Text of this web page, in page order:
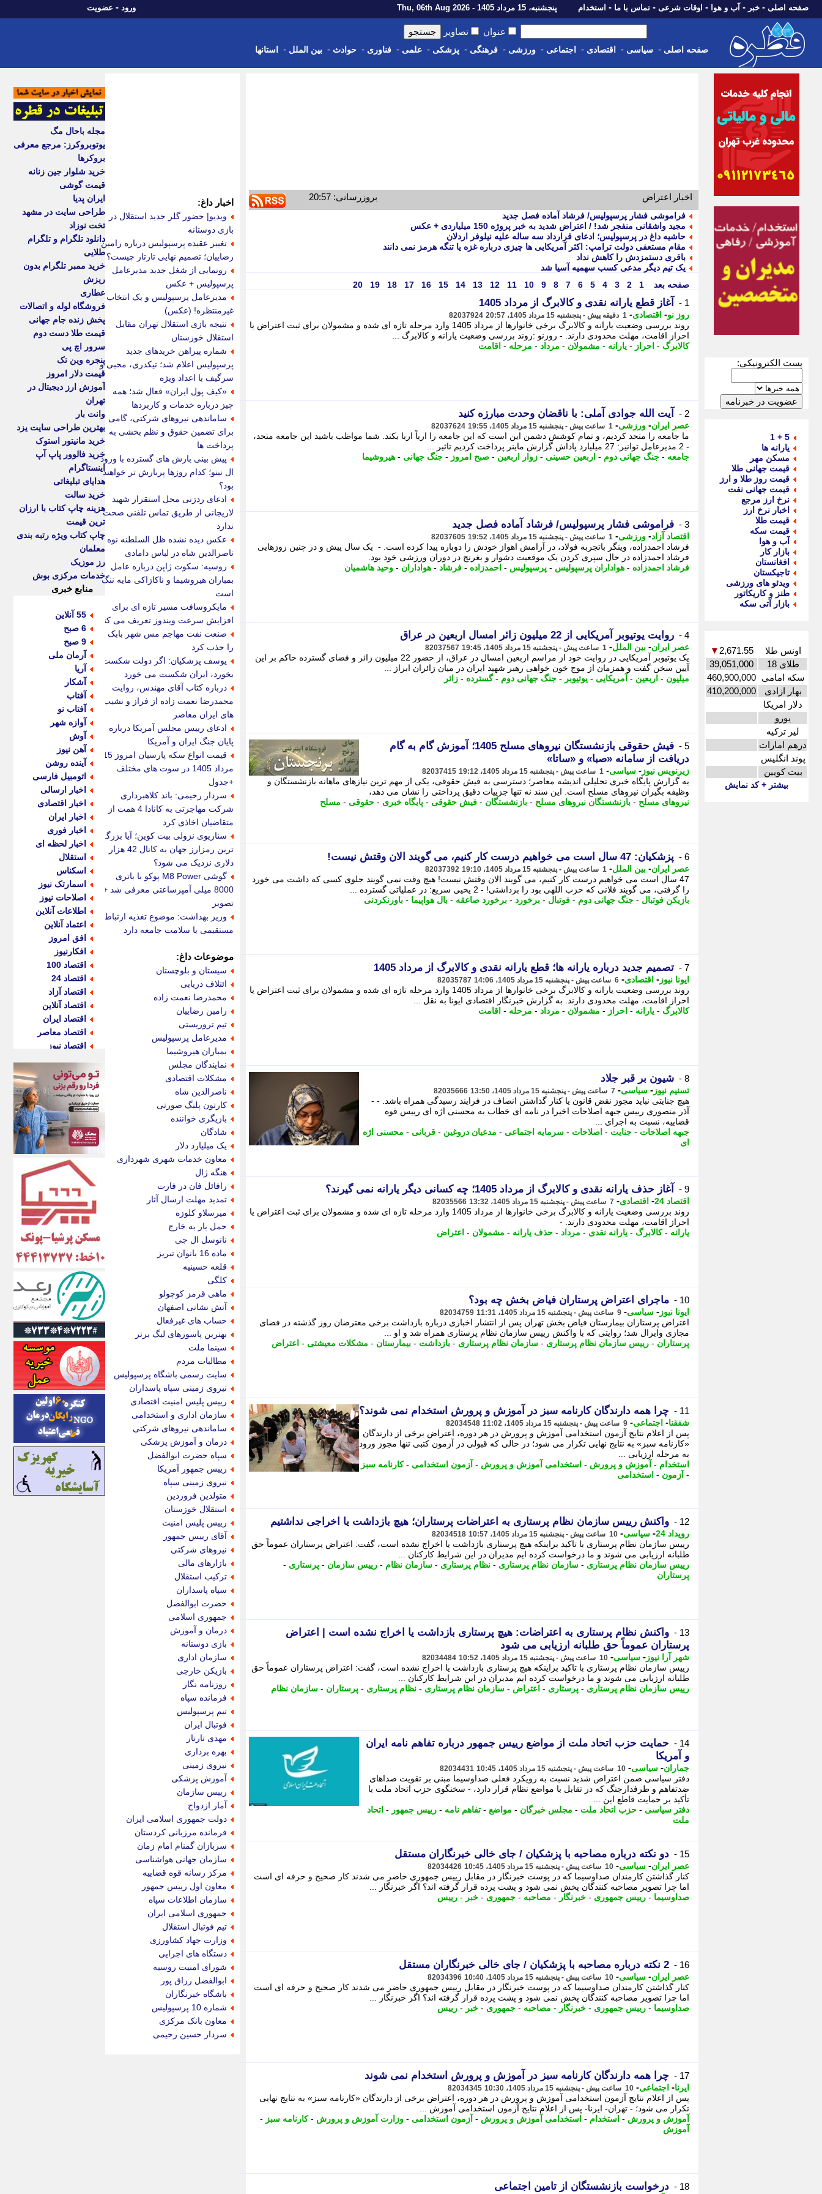
صفحه اصلی - خبر - آب و هوا - اوقات شرعی - تماس با ما - استخدام پنجشنبه، 15 مرداد 1405 - Thu, 06th Aug 2026 ورود - عضویت
عنوان تصاویر
صفحه اصلی - سیاسی - اقتصادی - اجتماعی - ورزشی - فرهنگی - پزشکی - علمی - فناوری - حوادث - بین الملل - استانها
پست الکترونیکی:
5 + 1
یارانه ها
مسکن مهر
قیمت جهانی طلا
قیمت روز طلا و ارز
قیمت جهانی نفت
نرخ ارز مرجع
اخبار نرخ ارز
قیمت طلا
قیمت سکه
آب و هوا
بازار کار
افغانستان
تاجیکستان
ویدئو های ورزشی
طنز و کاریکاتور
بازار آتی سکه
اونس طلا 2,671.55
▼
طلای 18
39,051,000
سکه امامی 460,900,000
بهار ازادی
410,200,000
دلار امریکا
یورو
لیر ترکیه
درهم امارات
پوند انگلیس
بیت کویین
بیشتر + کد نمایش
اخبار اعتراض بروزرسانی: 20:57
فراموشی فشار پرسپولیس/ فرشاد آماده فصل جدید
مجید واشقانی منفجر شد! / اعتراض شدید به خبر پروژه 150 میلیاردی + عکس
حاشیه داغ در پرسپولیس؛ ادعای قرارداد سه ساله علیه نیلوفر اردلان
مقام مستعفی دولت ترامپ: اکثر آمریکایی ها چیزی درباره غزه یا تنگه هرمز نمی دانند
باقری دستمزدش را کاهش نداد
یک تیم دیگر مدعی کسب سهمیه آسیا شد
صفحه بعد
1
2
3
4
5
6
7
8
9
10
11
12
13
14
15
16
17
18
19
20
1 - آغاز قطع یارانه نقدی و کالابرگ از مرداد 1405
روز نو- اقتصادی- 1 دقیقه پیش - پنجشنبه 15 مرداد 1405، 20:57 82037924
روند بررسی وضعیت یارانه و کالابرگ برخی خانوارها از مرداد 1405 وارد مرحله تازه ای شده و مشمولان برای ثبت اعتراض یا
احراز اقامت، مهلت محدودی دارند. - روزنو :روند بررسی وضعیت یارانه و کالابرگ ...
کالابرگ - احراز - یارانه - مشمولان - مرداد - مرحله - اقامت
2 - آیت الله جوادی آملی: با ناقضان وحدت مبارزه کنید
عصر ایران- ورزشی- 1 ساعت پیش - پنجشنبه 15 مرداد 1405، 19:55 82037624
ما جامعه را متحد کردیم، و تمام کوشش دشمن این است که این جامعه را ارباً اربا بکند. شما مواظب باشید این جامعه متحد،
- 2 مدیرعامل توانیر: 27 میلیارد پاداش گزارش ماینر پرداخت کردیم تاثیر ...
جامعه - جنگ جهانی دوم - اربعین حسینی - زوار اربعین - صبح امروز - جنگ جهانی - هیروشیما
3 - فراموشی فشار پرسپولیس/ فرشاد آماده فصل جدید
اقتصاد آزاد- ورزشی- 1 ساعت پیش - پنجشنبه 15 مرداد 1405، 19:52 82037605
فرشاد احمدزاده، وینگر باتجربه فولاد، در آرامش اهواز خودش را دوباره پیدا کرده است. - یک سال پیش و در چنین روزهایی
فرشاد احمدزاده در حال سپری کردن یک موقعیت دشوار و بغرنج در دوران ورزشی خود بود.
فرشاد احمدزاده - هواداران پرسپولیس - پرسپولیس - احمدزاده - فرشاد - هواداران - وحید هاشمیان
4 - روایت یوتیوبر آمریکایی از 22 میلیون زائر امسال اربعین در عراق
عصر ایران- بین الملل- 1 ساعت پیش - پنجشنبه 15 مرداد 1405، 19:45 82037567
یک یوتیوبر آمریکایی در روایت خود از مراسم اربعین امسال در عراق، از حضور 22 میلیون زائر و فضای گسترده حاکم بر این
آیین سخن گفت و همزمان از موج خون خواهی رهبر شهید ایران در میان زائران ابراز ...
میلیون - اربعین - آمریکایی - یوتیوبر - جنگ جهانی دوم -گسترده - زائر
5 -
فیش حقوقی بازنشستگان نیروهای مسلح 1405؛ آموزش گام به گام
دریافت از سامانه «صبا» و «ساتا»
زیرنویس نیوز - سیاسی- 1 ساعت پیش - پنجشنبه 15 مرداد 1405، 19:12 82037415
به گزارش پایگاه خبری تحلیلی اندیشه معاصر؛ دسترسی به فیش حقوقی، یکی از مهم ترین نیازهای ماهانه بازنشستگان و
وظیفه بگیران نیروهای مسلح است. این سند نه تنها جزییات دقیق پرداختی را نشان می دهد،
نیروهای مسلح - بازنشستگان نیروهای مسلح - بازنشستگان - فیش حقوقی - پایگاه خبری - حقوقی - مسلح
6 - پزشکیان: 47 سال است می خواهیم درست کار کنیم، می گویند الان وقتش نیست!
عصر ایران- بین الملل- 1 ساعت پیش - پنجشنبه 15 مرداد 1405، 19:10 82037392
47 سال است می خواهیم درست کار کنیم، می گویند الان وقتش نیست! هیچ وقت نمی گویند جلوی کسی که داشت می خورد
را گرفتی، می گویند فلانی که حزب اللهی بود را برداشتی! - 2 یحیی سریع: در عملیاتی گسترده ...
بازیکن فوتبال - جنگ جهانی دوم - فوتبال - برخورد - برخورد صاعقه - بال هواپیما - باورنکردنی
7 - تصمیم جدید درباره یارانه ها؛ قطع یارانه نقدی و کالابرگ از مرداد 1405
ایونا نیوز - اقتصادی- 6 ساعت پیش - پنجشنبه 15 مرداد 1405، 14:06 82035787
روند بررسی وضعیت یارانه و کالابرگ برخی خانوارها از مرداد 1405 وارد مرحله تازه ای شده و مشمولان برای ثبت اعتراض یا
احراز اقامت، مهلت محدودی دارند. به گزارش خبرنگار اقتصادی ایونا به نقل ...
کالابرگ - یارانه - احراز - مشمولان - مرداد - مرحله - اقامت
8 - شیون بر قبر جلاد
تسنیم نیوز - سیاسی- 7 ساعت پیش - پنجشنبه 15 مرداد 1405، 13:50 82035666
هیچ جنایتی نباید مجوز نقض قانون یا کنار گذاشتن انصاف در فرایند رسیدگی همراه باشد. - -
آذر منصوری رییس جبهه اصلاحات اخیرا در نامه ای خطاب به محسنی اژه ای رییس قوه
قضاییه، نسبت به اجرای ...
جبهه اصلاحات - جنایت - اصلاحات - سرمایه اجتماعی - مدعیان دروغین - قربانی - محسنی اژه
ای
9 - آغاز حذف یارانه نقدی و کالابرگ از مرداد 1405؛ چه کسانی دیگر یارانه نمی گیرند؟
اقتصاد 24 - اقتصادی- 7 ساعت پیش - پنجشنبه 15 مرداد 1405، 13:32 82035566
روند بررسی وضعیت یارانه و کالابرگ برخی خانوارها از مرداد 1405 وارد مرحله تازه ای شده و مشمولان برای ثبت اعتراض یا
احراز اقامت، مهلت محدودی دارند. -
یارانه -کالابرگ - یارانه نقدی - مرداد - حذف یارانه - مشمولان - اعتراض
10 - ماجرای اعتراض پرستاران فیاض بخش چه بود؟
ایونا نیوز - سیاسی- 9 ساعت پیش - پنجشنبه 15 مرداد 1405، 11:31 82034759
اعتراض پرستاران بیمارستان فیاض بخش تهران پس از انتشار اخباری درباره بازداشت برخی معترضان روز گذشته در فضای
مجازی وایرال شد؛ روایتی که با واکنش رییس سازمان نظام پرستاری همراه شد و او ...
پرستاران - رییس سازمان نظام پرستاری - سازمان نظام پرستاری - بازداشت - بیمارستان - مشکلات معیشتی - اعتراض
11 - چرا همه دارندگان کارنامه سبز در آموزش و پرورش استخدام نمی شوند؟
شفقنا- اجتماعی- 9 ساعت پیش - پنجشنبه 15 مرداد 1405، 11:02 82034548
پس از اعلام نتایج آزمون استخدامی آموزش و پرورش در هر دوره، اعتراض برخی از دارندگان
«کارنامه سبز» به نتایج نهایی تکرار می شود؛ در حالی که قبولی در آزمون کتبی تنها مجوز ورود
به مرحله ارزیابی ...
استخدام - آموزش و پرورش - استخدامی آموزش و پرورش - آزمون استخدامی -کارنامه سبز
- آزمون - استخدامی
12 - واکنش رییس سازمان نظام پرستاری به اعتراضات پرستاران؛ هیچ بازداشت یا اخراجی نداشتیم
رویداد 24 - سیاسی- 10 ساعت پیش - پنجشنبه 15 مرداد 1405، 10:57 82034518
رییس سازمان نظام پرستاری با تاکید براینکه هیچ پرستاری بازداشت یا اخراج نشده است، گفت: اعتراض پرستاران عموماً حق
طلبانه ارزیابی می شوند و ما درخواست کرده ایم مدیران در این شرایط کارکنان ...
رییس سازمان نظام پرستاری - سازمان نظام پرستاری - نظام پرستاری - سازمان نظام - رییس سازمان - پرستاری -
پرستاران
13 -
واکنش نظام پرستاری به اعتراضات: هیچ پرستاری بازداشت یا اخراج نشده است | اعتراض
پرستاران عموماً حق طلبانه ارزیابی می شود
شهر آرا نیوز - سیاسی- 10 ساعت پیش - پنجشنبه 15 مرداد 1405، 10:52 82034484
رییس سازمان نظام پرستاری با تاکید براینکه هیچ پرستاری بازداشت یا اخراج نشده است، گفت: اعتراض پرستاران عموماً حق
طلبانه ارزیابی می شوند و ما درخواست کرده ایم مدیران در این شرایط کارکنان ...
رییس سازمان نظام پرستاری - پرستاری - اعتراض - سازمان نظام پرستاری - نظام پرستاری - پرستاران - سازمان نظام
14 -
حمایت حزب اتحاد ملت از مواضع رییس جمهور درباره تفاهم نامه ایران
و آمریکا
جماران- سیاسی- 10 ساعت پیش - پنجشنبه 15 مرداد 1405، 10:45 82034431
دفتر سیاسی ضمن اعتراض شدید نسبت به رویکرد فعلی صداوسیما مبنی بر تقویت صداهای
ضدتفاهم و طرفدارجنگ که در تقابل با مواضع نظام قرار دارد، - سخنگوی حزب اتحاد ملت با
تأکید بر حمایت قاطع این ...
دفتر سیاسی - حزب اتحاد ملت - مجلس خبرگان - مواضع - تفاهم نامه - رییس جمهور - اتحاد
ملت
15 - دو نکته درباره مصاحبه با پزشکیان / جای خالی خبرنگاران مستقل
عصر ایران- سیاسی- 10 ساعت پیش - پنجشنبه 15 مرداد 1405، 10:45 82034426
کنار گذاشتن کارمندان صداوسیما که در پوست خبرنگار در مقابل رییس جمهوری حاضر می شدند کار صحیح و حرفه ای است
اما چرا تصویر مصاحبه کنندگان پخش نمی شود و پشت پرده قرار گرفته اند؟ اگر خبرنگار ...
صداوسیما - رییس جمهوری - خبرنگار - مصاحبه - جمهوری - خبر - رییس
16 - 2 نکته درباره مصاحبه با پزشکیان / جای خالی خبرنگاران مستقل
عصر ایران- سیاسی- 10 ساعت پیش - پنجشنبه 15 مرداد 1405، 10:40 82034396
کنار گذاشتن کارمندان صداوسیما که در پوست خبرنگار در مقابل رییس جمهوری حاضر می شدند کار صحیح و حرفه ای است
اما چرا تصویر مصاحبه کنندگان پخش نمی شود و پشت پرده قرار گرفته اند؟ اگر خبرنگار ...
صداوسیما - رییس جمهوری - خبرنگار - مصاحبه - جمهوری - خبر - رییس
17 - چرا همه دارندگان کارنامه سبز در آموزش و پرورش استخدام نمی شوند
ایرنا- اجتماعی- 10 ساعت پیش - پنجشنبه 15 مرداد 1405، 10:30 82034345
پس از اعلام نتایج آزمون استخدامی آموزش و پرورش در هر دوره، اعتراض برخی از دارندگان «کارنامه سبز» به نتایج نهایی
تکرار می شود؛ - تهران- ایرنا- پس از اعلام نتایج آزمون استخدامی آموزش ...
آموزش و پرورش - استخدام - استخدامی آموزش و پرورش - آزمون استخدامی - وزارت آموزش و پرورش -کارنامه سبز -
آموزش
18 - درخواست بازنشستگان از تامین اجتماعی
اخبار داغ:
ویدیو| حضور گلر جدید استقلال در
بازی دوستانه
تغییر عقیده پرسپولیس درباره رامین
رضاییان؛ تصمیم نهایی تارتار چیست؟
رونمایی از شغل جدید مدیرعامل
پرسپولیس + عکس
مدیرعامل پرسپولیس و یک انتخاب
غیرمنتظره! (عکس)
نتیجه بازی استقلال تهران مقابل
استقلال خوزستان
شماره پیراهن خریدهای جدید
پرسپولیس اعلام شد؛ تیکدری، محبی و
سرگیف با اعداد ویژه
«کیف پول ایران» فعال شد؛ همه
چیز درباره خدمات و کاربردها
ساماندهی نیروهای شرکتی، گامی
برای تضمین حقوق و نظم بخشی به
پرداخت ها
پیش بینی بارش های گسترده با ورود
ال نینو؛ کدام روزها پربارش تر خواهند
بود؟
ادعای ردزنی محل استقرار شهید
لاریجانی از طریق تماس تلفنی صحت
ندارد
عکس دیده نشده ظل السلطنه نوه
ناصرالدین شاه در لباس دامادی
روسیه: سکوت ژاپن درباره عامل
بمباران هیروشیما و ناکازاکی مایه ننگ
است
مایکروسافت مسیر تازه ای برای
افزایش سرعت ویندوز تعریف می کند
صنعت نفت مهاجم مس شهر بابک
را جذب کرد
یوسف پزشکیان: اگر دولت شکست
بخورد، ایران شکست می خورد
درباره کتاب آقای مهندس، روایت
محمدرضا نعمت زاده از فراز و نشیب
های ایران معاصر
ادعای رییس مجلس آمریکا درباره
پایان جنگ ایران و آمریکا
قیمت انواع سکه پارسیان امروز 15
مرداد 1405 در سوت های مختلف
+جدول
سردار رحیمی: باند کلاهبرداری
شرکت مهاجرتی به کانادا 4 همت از
متقاضیان اخاذی کرد
سناریوی نزولی بیت کوین؛ آیا بزرگ
ترین رمزارز جهان به کانال 42 هزار
دلاری نزدیک می شود؟
گوشی M8 Power پوکو با باتری
8000 میلی آمپرساعتی معرفی شد +
تصویر
وزیر بهداشت: موضوع تغذیه ارتباط
مستقیمی با سلامت جامعه دارد
موضوعات داغ:
سیستان و بلوچستان
ائتلاف دریایی
محمدرضا نعمت زاده
رامین رضاییان
تیم تروریستی
مدیرعامل پرسپولیس
بمباران هیروشیما
نمایندگان مجلس
مشکلات اقتصادی
ناصرالدین شاه
کارتون پلنگ صورتی
بازیگری خواننده
شادگان
یک میلیارد دلار
معاون خدمات شهری شهرداری
هنگه ژال
رافائل فان در فارت
تمدید مهلت ارسال آثار
میرسلاو کلوزه
حمل بار به خارج
نانوسل ال جی
ماده 16 بانوان تبریز
قلعه حسینیه
کلگی
ماهی قرمز کوچولو
آتش نشانی اصفهان
حساب های غیرفعال
بهترین پاسورهای لیگ برتر
سینما ملت
مطالبات مردم
سایت رسمی باشگاه پرسپولیس
نیروی زمینی سپاه پاسداران
رییس پلیس امنیت اقتصادی
سازمان اداری و استخدامی
ساماندهی نیروهای شرکتی
درمان و آموزش پزشکی
سپاه حضرت ابوالفضل
رییس جمهور آمریکا
نیروی زمینی سپاه
متولدین فروردین
استقلال خوزستان
رییس پلیس امنیت
آقای رییس جمهور
نیروهای شرکتی
بازارهای مالی
ترکیب استقلال
سپاه پاسداران
حضرت ابوالفضل
جمهوری اسلامی
درمان و آموزش
بازی دوستانه
سازمان اداری
بازیکن خارجی
روزنامه نگار
فرمانده سپاه
تیم پرسپولیس
فوتبال ایران
مهدی تارتار
بهره برداری
نیروی زمینی
آموزش پزشکی
رییس سازمان
آمار ازدواج
دولت جمهوری اسلامی ایران
فرمانده مرزبانی کردستان
سربازان گمنام امام زمان
سازمان جهانی هواشناسی
مرکز رسانه قوه قضاییه
معاون اول رییس جمهور
سازمان اطلاعات سپاه
جمهوری اسلامی ایران
تیم فوتبال استقلال
وزارت جهاد کشاورزی
دستگاه های اجرایی
شورای امنیت روسیه
ابوالفضل رزاق پور
باشگاه خبرنگاران
شماره 10 پرسپولیس
معاون بانک مرکزی
سردار حسین رحیمی
مجله باحال مگ
یوتوبروکرز: مرجع معرفی
بروکرها
خرید شلوار جین زنانه
قیمت گوشی
ایران پدیا
طراحی سایت در مشهد
تخت نوزاد
دانلود تلگرام و تلگرام
طلایی
خرید ممبر تلگرام بدون
ریزش
عطاری
فروشگاه لوله و اتصالات
پخش زنده جام جهانی
قیمت طلا دست دوم
سرور اچ پی
پنجره وین تک
قیمت دلار امروز
آموزش ارز دیجیتال در
تهران
وانت بار
بهترین طراحی سایت یزد
خرید مانیتور استوک
خرید فالوور پاپ آپ
اینستاگرام
هدایای تبلیغاتی
خرید سالت
هزینه چاپ کتاب با ارزان
ترین قیمت
چاپ کتاب ویژه رتبه بندی
معلمان
رز موزیک
خدمات مرکزی بوش
منابع خبری
55 آنلاین
6 صبح
9 صبح
آرمان ملی
آریا
آشکار
آفتاب
آفتاب نو
آوازه شهر
آوش
آهن نیوز
آینده روشن
اتومبیل فارسی
اخبار ارسالی
اخبار اقتصادی
اخبار ایران
اخبار فوری
اخبار لحظه ای
استقلال
اسکناس
اسمارتک نیوز
اصلاحات نیوز
اطلاعات آنلاین
اعتماد آنلاین
افق امروز
افکارنیوز
اقتصاد 100
اقتصاد 24
اقتصاد آزاد
اقتصاد آنلاین
اقتصاد ایران
اقتصاد معاصر
اقتصاد نیوز
اکوفارس
اکونگار
اکونیوز
الف
انتشار آنلاین
اندیشه قرن
اندیشه معاصر
اندیشه ها
انرژی پرس
ای استخدام
ایتنا
ایراف
ایران آرت
ایران آنلاین
ایران زندگی
ایران فوری
ایرانی روز
ایرانیتال
ایرنا
ایسکانیوز
ایسنا
ایکنا
ایلنا
اینتیتر
ایونا نیوز
بازتاب آنلاین
باشگاه خبرنگاران
باغستان نیوز
بامبوک
ببین و بخون
بدینسان
بنکر